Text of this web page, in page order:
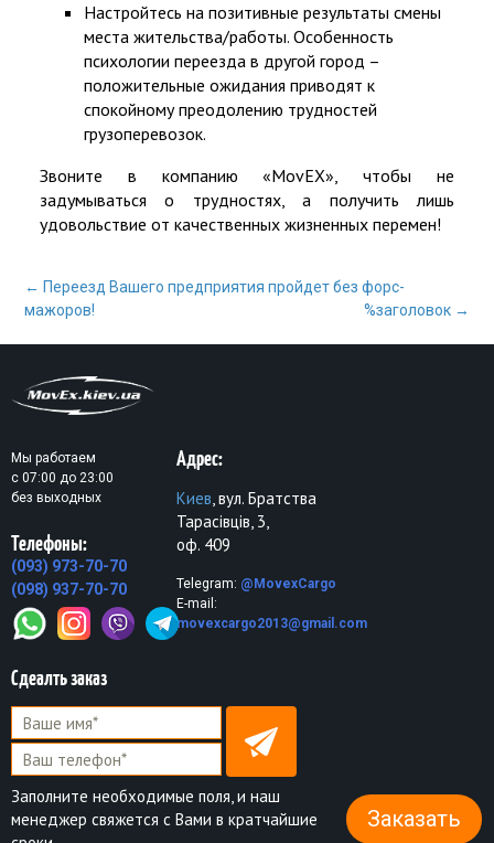
Настройтесь на позитивные результаты смены
места жительства/работы. Особенность
психологии переезда в другой город –
положительные ожидания приводят к
спокойному преодолению трудностей
грузоперевозок.
Звоните в компанию «MovEX», чтобы не
задумываться о трудностях, а получить лишь
удовольствие от качественных жизненных перемен!
Почтовая
навигация
← Переезд Вашего предприятия пройдет без форс-
мажоров!
%заголовок →
Мы работаем
с 07:00 до 23:00
без выходных
Адрес:
Киев, вул. Братства
Тарасівців, 3,
оф. 409
Telegram: @MovexCargo
E-mail:
movexcargo2013@gmail.com
Телефоны:
(093) 973-70-70
(098) 937-70-70
Сдеалть заказ
Заполните необходимые поля, и наш
менеджер свяжется с Вами в кратчайшие
Заказать